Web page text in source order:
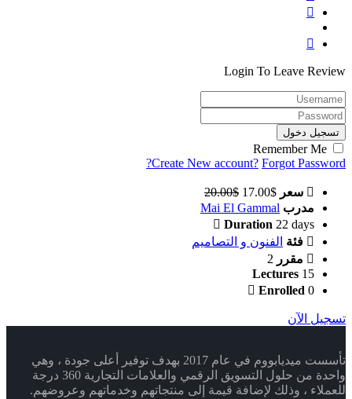
Login To Leave Review
تسجيل دخول
Remember Me
Create New account? Forgot Password?
سعر $17.00
$20.00
مدرب Mai El Gammal
Duration 22 days
فئة الفنون و التصاميم
مقرر 2
Lectures 15
Enrolled 0
تسجيل الآن
تأسست ميديابووم في عام 2017 بهدف توفير أعلى جودة ، وهي
واحدة من حلول التسويق الرقمي والعلامات التجارية 360 درجة
للعملاء ، وذلك لإضافة قيمة إلى منتجاتهم وخدماتهم وعروضهم.